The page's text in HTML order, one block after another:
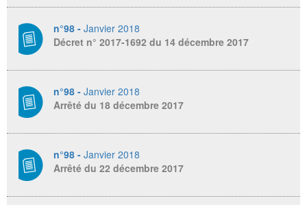
n°98 - Janvier 2018
Décret n° 2017-1692 du 14 décembre 2017
n°98 - Janvier 2018
Arrêté du 18 décembre 2017
n°98 - Janvier 2018
Arrêté du 22 décembre 2017